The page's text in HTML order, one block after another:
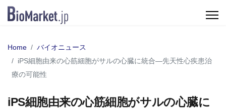
Home
バイオニュース
iPS細胞由来の心筋細胞がサルの心臓に統合—先天性心疾患治
療の可能性
iPS細胞由来の心筋細胞がサルの心臓に